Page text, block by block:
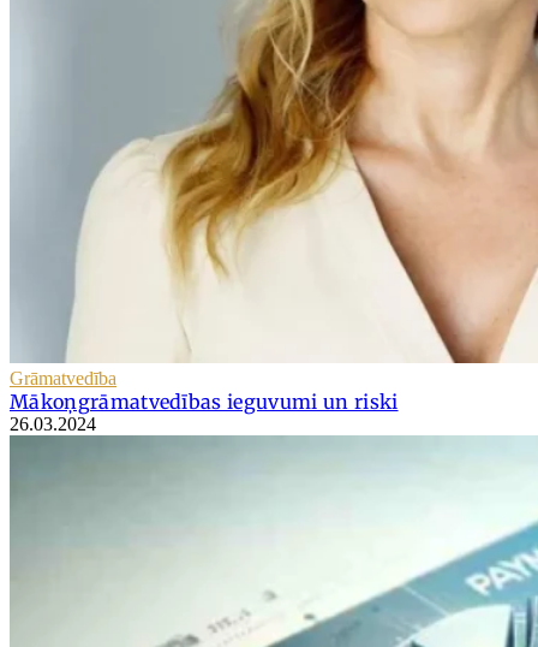
Grāmatvedība
Mākoņgrāmatvedības ieguvumi un riski
26.03.2024